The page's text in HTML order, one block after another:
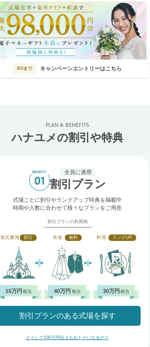
9/3まで キャンペーンエントリーはこちら
PLAN & BENEFITS
ハナユメの割引や特典
全員に適用
割引プラン
式場ごとに割引やランクアップ特典を掲載中
時期や人数に合わせて様々なプランをご用意
割引プランの利用例
挙式費用 割引
15万円 相当
衣装 無料
40万円 相当
料理 ランクUP
30万円 相当
割引プランのある式場を探す
どうして100万円以上もおトクになるの？